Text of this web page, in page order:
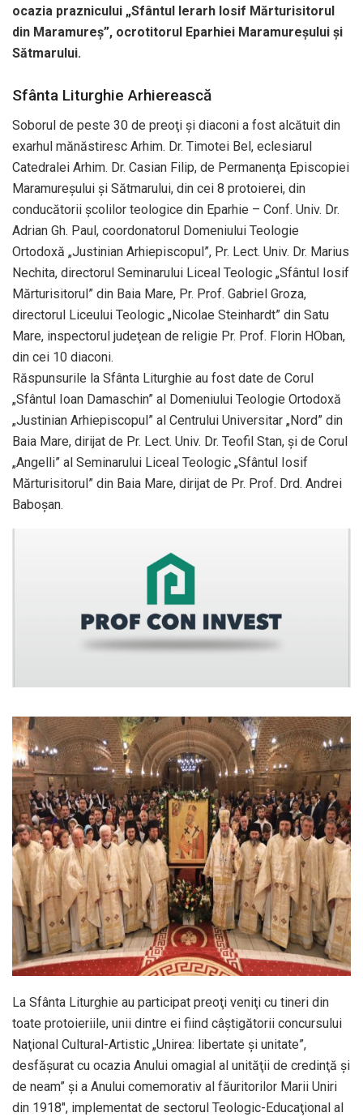
ocazia praznicului „Sfântul Ierarh Iosif Mărturisitorul
din Maramureş”, ocrotitorul Eparhiei Maramureşului şi
Sătmarului.
Sfânta Liturghie Arhierească
Soborul de peste 30 de preoţi şi diaconi a fost alcătuit din
exarhul mănăstiresc Arhim. Dr. Timotei Bel, eclesiarul
Catedralei Arhim. Dr. Casian Filip, de Permanenţa Episcopiei
Maramureşului şi Sătmarului, din cei 8 protoierei, din
conducătorii şcolilor teologice din Eparhie – Conf. Univ. Dr.
Adrian Gh. Paul, coordonatorul Domeniului Teologie
Ortodoxă „Justinian Arhiepiscopul”, Pr. Lect. Univ. Dr. Marius
Nechita, directorul Seminarului Liceal Teologic „Sfântul Iosif
Mărturisitorul” din Baia Mare, Pr. Prof. Gabriel Groza,
directorul Liceului Teologic „Nicolae Steinhardt” din Satu
Mare, inspectorul judeţean de religie Pr. Prof. Florin HOban,
din cei 10 diaconi.
Răspunsurile la Sfânta Liturghie au fost date de Corul
„Sfântul Ioan Damaschin” al Domeniului Teologie Ortodoxă
„Justinian Arhiepiscopul” al Centrului Universitar „Nord” din
Baia Mare, dirijat de Pr. Lect. Univ. Dr. Teofil Stan, şi de Corul
„Angelli” al Seminarului Liceal Teologic „Sfântul Iosif
Mărturisitorul” din Baia Mare, dirijat de Pr. Prof. Drd. Andrei
Baboşan.
La Sfânta Liturghie au participat preoţi veniţi cu tineri din
toate protoieriile, unii dintre ei fiind câştigătorii concursului
Naţional Cultural-Artistic „Unirea: libertate şi unitate”,
desfăşurat cu ocazia Anului omagial al unităţii de credinţă şi
de neam” şi a Anului comemorativ al făuritorilor Marii Uniri
din 1918″, implementat de sectorul Teologic-Educaţional al